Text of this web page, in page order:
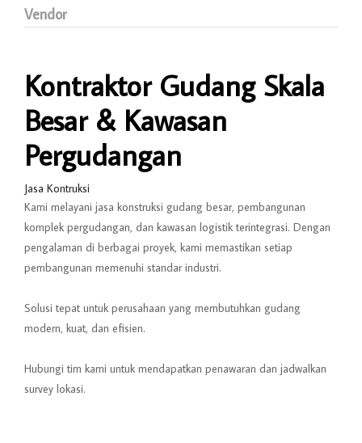
Vendor
Kontraktor Gudang Skala
Besar & Kawasan
Pergudangan
Jasa Kontruksi
Kami melayani jasa konstruksi gudang besar, pembangunan
komplek pergudangan, dan kawasan logistik terintegrasi. Dengan
pengalaman di berbagai proyek, kami memastikan setiap
pembangunan memenuhi standar industri.
Solusi tepat untuk perusahaan yang membutuhkan gudang
modern, kuat, dan efisien.
Hubungi tim kami untuk mendapatkan penawaran dan jadwalkan
survey lokasi.